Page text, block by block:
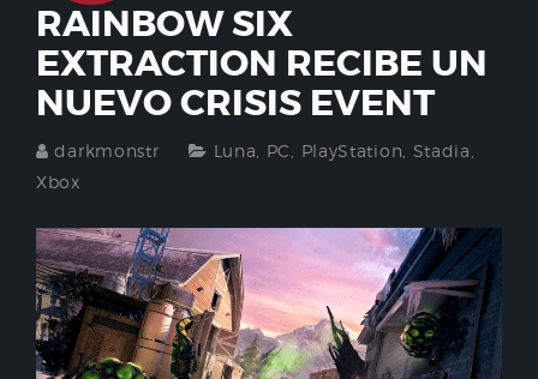
RAINBOW SIX
EXTRACTION RECIBE UN
NUEVO CRISIS EVENT
darkmonstr Luna PC PlayStation Stadia
Xbox